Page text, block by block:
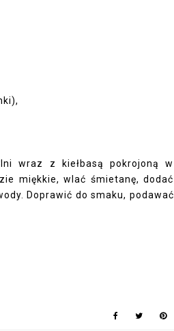
wraz z kiełbasą pokrojoną w
miękkie, wlać śmietanę, dodać
Doprawić do smaku, podawać